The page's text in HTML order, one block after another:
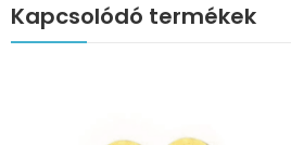
Kapcsolódó termékek